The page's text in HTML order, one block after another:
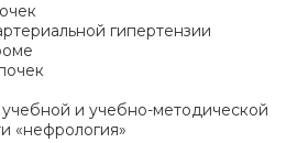
гипертензии
и учебно-методической
«нефрология»